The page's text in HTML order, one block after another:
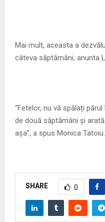
Mai mult, aceasta a
câteva săptămâni, anunta
“Fetelor, nu vă spălați
de două săptămâni și
așa”, a spus Monica Tatoiu.
SHARE 0